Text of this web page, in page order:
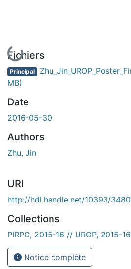
En cours de chargement...
Fichiers
Principal
MB)
Date
2016-05-30
Authors
Zhu, Jin
URI
http://hdl.handle.net/10393/
Collections
PIRPC, 2015-16 // UROP, 2015-16
Notice complète